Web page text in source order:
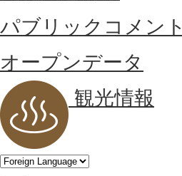
パブリックコメント
オープンデータ
観光情報